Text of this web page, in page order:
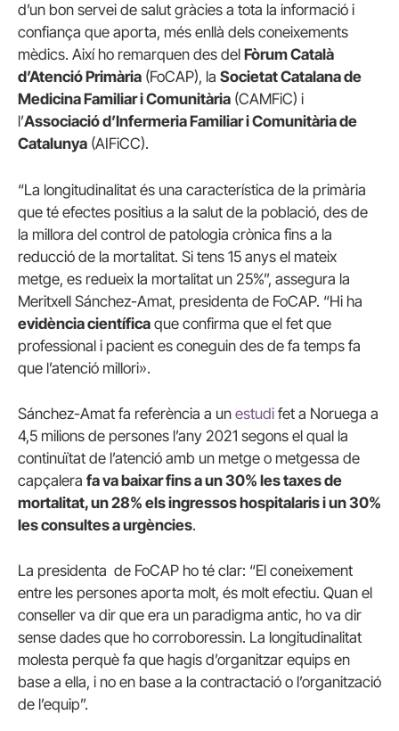
d’un bon servei de salut gràcies a tota la informació i
confiança que aporta, més enllà dels coneixements
mèdics. Així ho remarquen des del Fòrum Català
d’Atenció Primària (FoCAP), la Societat Catalana de
Medicina Familiar i Comunitària (CAMFiC) i
l’Associació d’Infermeria Familiar i Comunitària de
Catalunya (AIFiCC).
“La longitudinalitat és una característica de la primària
que té efectes positius a la salut de la població, des de
la millora del control de patologia crònica fins a la
reducció de la mortalitat. Si tens 15 anys el mateix
metge, es redueix la mortalitat un 25%”, assegura la
Meritxell Sánchez-Amat, presidenta de FoCAP. “Hi ha
evidència científica que confirma que el fet que
professional i pacient es coneguin des de fa temps fa
que l’atenció millori».
Sánchez-Amat fa referència a un estudi fet a Noruega a
4,5 milions de persones l’any 2021 segons el qual la
continuïtat de l’atenció amb un metge o metgessa de
capçalera fa va baixar fins a un 30% les taxes de
mortalitat, un 28% els ingressos hospitalaris i un 30%
les consultes a urgències.
La presidenta de FoCAP ho té clar: “El coneixement
entre les persones aporta molt, és molt efectiu. Quan el
conseller va dir que era un paradigma antic, ho va dir
sense dades que ho corroboressin. La longitudinalitat
molesta perquè fa que hagis d’organitzar equips en
base a ella, i no en base a la contractació o l’organització
de l’equip”.